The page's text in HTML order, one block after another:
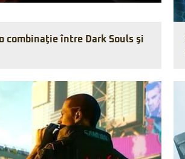
combinaţie între Dark Souls şi